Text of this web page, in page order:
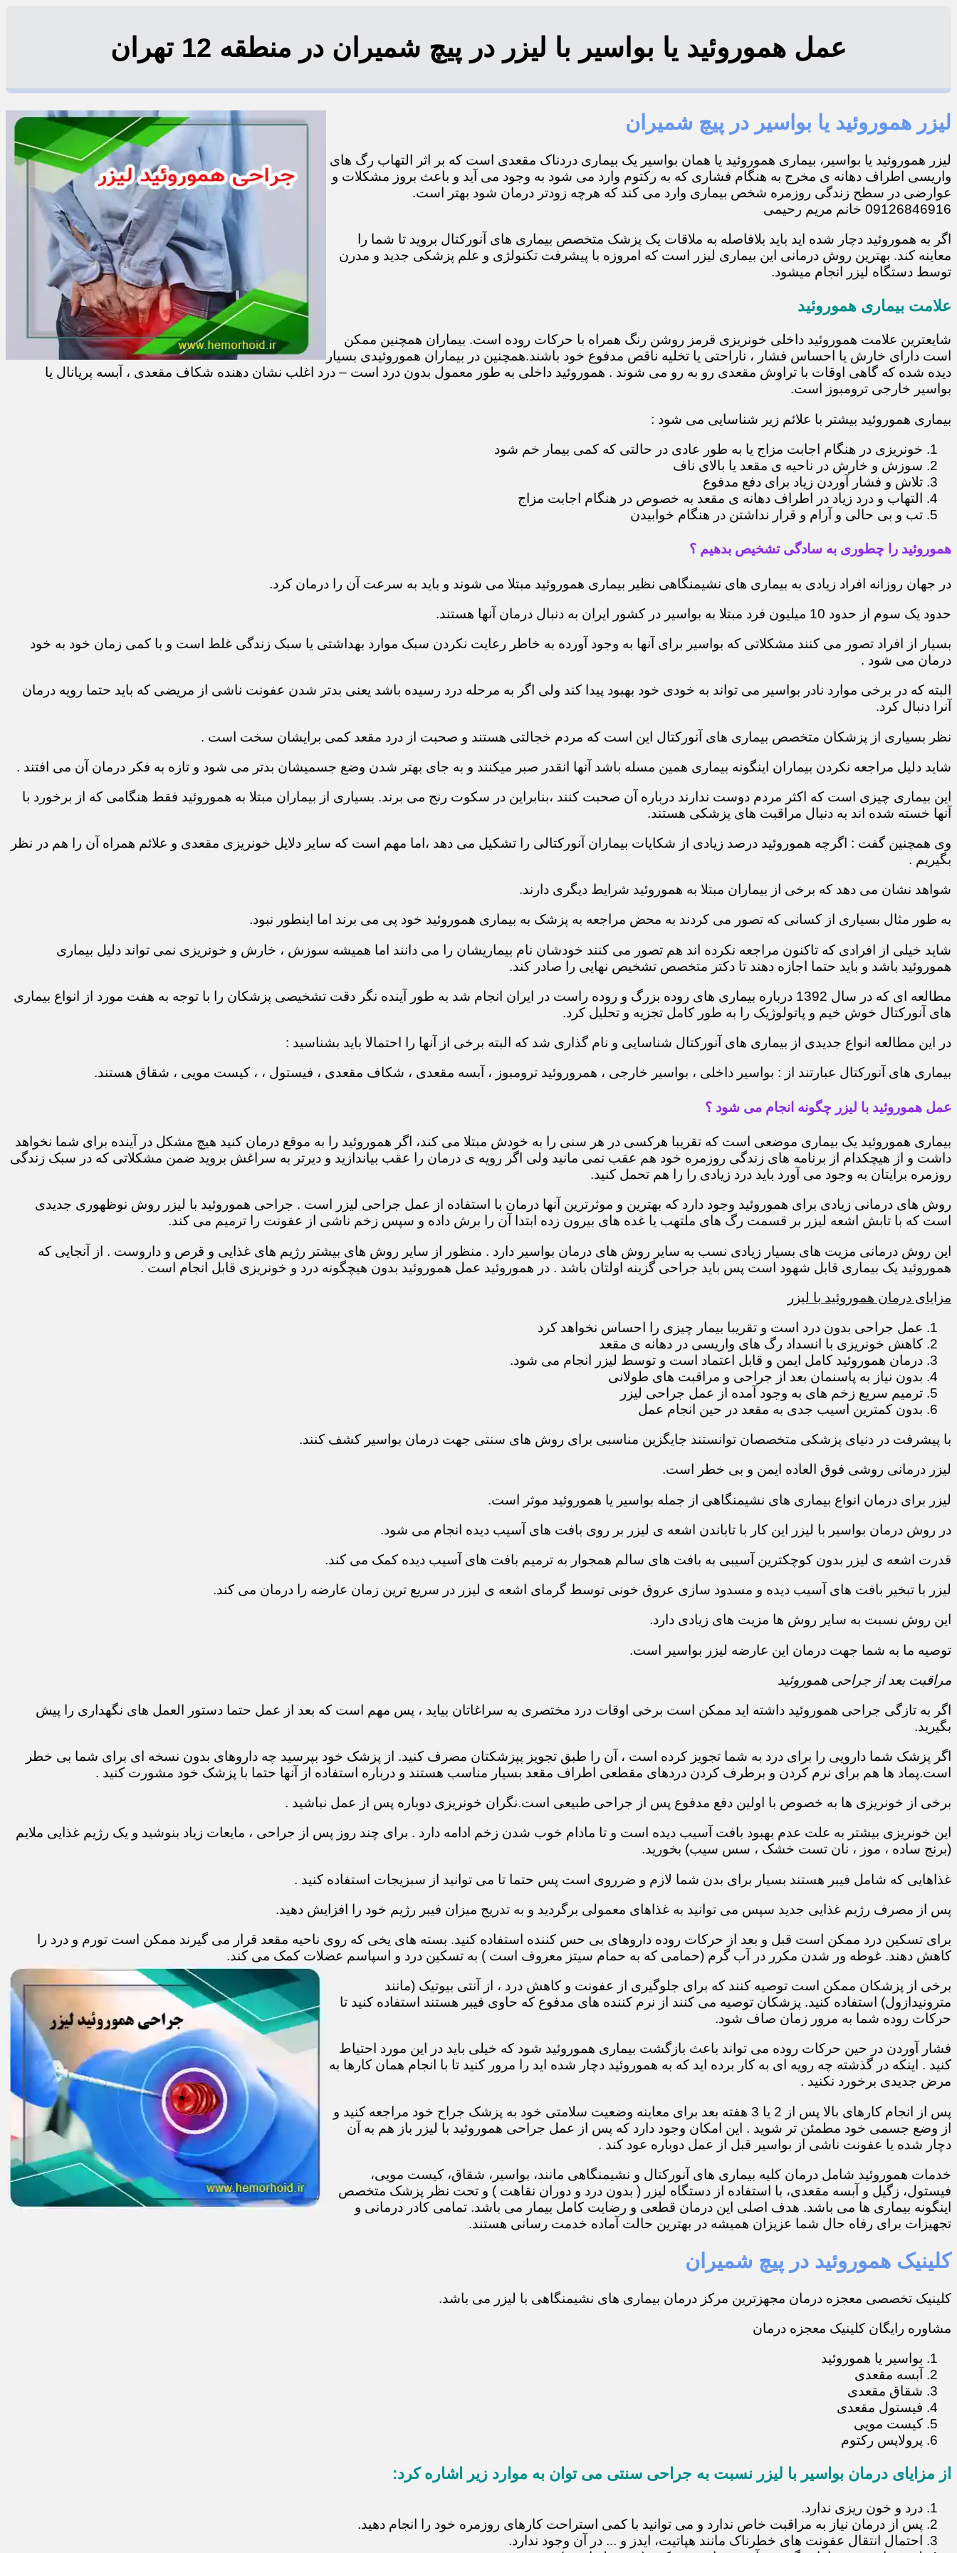
عمل هموروئید یا بواسیر با لیزر در پیچ شمیران در منطقه 12 تهران
لیزر هموروئید یا بواسیر در پیچ شمیران
لیزر هموروئید یا بواسیر، بیماری هموروئید یا همان بواسیر یک بیماری دردناک مقعدی است که بر اثر التهاب رگ های
واریسی اطراف دهانه ی مخرج به هنگام فشاری که به رکتوم وارد می شود به وجود می آید و باعث بروز مشکلات و
عوارضی در سطح زندگی روزمره شخص بیماری وارد می کند که هرچه زودتر درمان شود بهتر است.
09126846916 خانم مریم رحیمی
اگر به هموروئید دچار شده اید باید بلافاصله به ملاقات یک پزشک متخصص بیماری های آنورکتال بروید تا شما را
معاینه کند. بهترین روش درمانی این بیماری لیزر است که امروزه با پیشرفت تکنولژی و علم پزشکی جدید و مدرن
توسط دستگاه لیزر انجام میشود.
علامت بیماری هموروئید
شایعترین علامت هموروئید داخلی خونریزی قرمز روشن رنگ همراه با حرکات روده است. بیماران همچنین ممکن
است دارای خارش یا احساس فشار ، ناراحتی یا تخلیه ناقص مدفوع خود باشند.همچنین در بیماران هموروئیدی بسیار
دیده شده که گاهی اوقات با تراوش مقعدی رو به رو می شوند . هموروئید داخلی به طور معمول بدون درد است – درد اغلب نشان دهنده شکاف مقعدی ، آبسه پریانال یا
بواسیر خارجی ترومبوز است.
بیماری هموروئید بیشتر با علائم زیر شناسایی می شود :
خونریزی در هنگام اجابت مزاج یا به طور عادی در حالتی که کمی بیمار خم شود
سوزش و خارش در ناحیه ی مقعد یا بالای ناف
تلاش و فشار آوردن زیاد برای دفع مدفوع
التهاب و درد زیاد در اطراف دهانه ی مقعد به خصوص در هنگام اجابت مزاج
تب و بی حالی و آرام و قرار نداشتن در هنگام خوابیدن
هموروئید را چطوری به سادگی تشخیص بدهیم ؟
در جهان روزانه افراد زیادی به بیماری های نشیمنگاهی نظیر بیماری هموروئید مبتلا می شوند و باید به سرعت آن را درمان کرد.
حدود یک سوم از حدود 10 میلیون فرد مبتلا به بواسیر در کشور ایران به دنبال درمان آنها هستند.
بسیار از افراد تصور می کنند مشکلاتی که بواسیر برای آنها به وجود آورده به خاطر رعایت نکردن سبک موارد بهداشتی یا سبک زندگی غلط است و با کمی زمان خود به خود
درمان می شود .
البته که در برخی موارد نادر بواسیر می تواند به خودی خود بهبود پیدا کند ولی اگر به مرحله درد رسیده باشد یعنی بدتر شدن عفونت ناشی از مریضی که باید حتما رویه درمان
آنرا دنبال کرد.
نظر بسیاری از پزشکان متخصص بیماری های آنورکتال این است که مردم خجالتی هستند و صحبت از درد مقعد کمی برایشان سخت است .
شاید دلیل مراجعه نکردن بیماران اینگونه بیماری همین مسله باشد آنها انقدر صبر میکنند و به جای بهتر شدن وضع جسمیشان بدتر می شود و تازه به فکر درمان آن می افتند .
این بیماری چیزی است که اکثر مردم دوست ندارند درباره آن صحبت کنند ،بنابراین در سکوت رنج می برند. بسیاری از بیماران مبتلا به هموروئید فقط هنگامی که از برخورد با
آنها خسته شده اند به دنبال مراقبت های پزشکی هستند.
وی همچنین گفت : اگرچه هموروئید درصد زیادی از شکایات بیماران آنورکتالی را تشکیل می دهد ،اما مهم است که سایر دلایل خونریزی مقعدی و علائم همراه آن را هم در نظر
بگیریم .
شواهد نشان می دهد که برخی از بیماران مبتلا به هموروئید شرایط دیگری دارند.
به طور مثال بسیاری از کسانی که تصور می کردند به محض مراجعه به پزشک به بیماری هموروئید خود پی می برند اما اینطور نبود.
شاید خیلی از افرادی که تاکنون مراجعه نکرده اند هم تصور می کنند خودشان نام بیماریشان را می دانند اما همیشه سوزش ، خارش و خونریزی نمی تواند دلیل بیماری
هموروئید باشد و باید حتما اجازه دهند تا دکتر متخصص تشخیص نهایی را صادر کند.
مطالعه ای که در سال 1392 درباره بیماری های روده بزرگ و روده راست در ایران انجام شد به طور آینده نگر دقت تشخیصی پزشکان را با توجه به هفت مورد از انواع بیماری
های آنورکتال خوش خیم و پاتولوژیک را به طور کامل تجزیه و تحلیل کرد.
در این مطالعه انواع جدیدی از بیماری های آنورکتال شناسایی و نام گذاری شد که البته برخی از آنها را احتمالا باید بشناسید :
بیماری های آنورکتال عبارتند از : بواسیر داخلی ، بواسیر خارجی ، همروروئید ترومبوز ، آبسه مقعدی ، شکاف مقعدی ، فیستول ، ، کیست مویی ، شقاق هستند.
عمل هموروئید با لیزر چگونه انجام می شود ؟
بیماری هموروئید یک بیماری موضعی است که تقریبا هرکسی در هر سنی را به خودش مبتلا می کند، اگر هموروئید را به موقع درمان کنید هیچ مشکل در آینده برای شما نخواهد
داشت و از هیچکدام از برنامه های زندگی روزمره خود هم عقب نمی مانید ولی اگر رویه ی درمان را عقب بیاندازید و دیرتر به سراغش بروید ضمن مشکلاتی که در سبک زندگی
روزمره برایتان به وجود می آورد باید درد زیادی را را هم تحمل کنید.
روش های درمانی زیادی برای هموروئید وجود دارد که بهترین و موثرترین آنها درمان با استفاده از عمل جراحی لیزر است . جراحی هموروئید با لیزر روش نوظهوری جدیدی
است که با تابش اشعه لیزر بر قسمت رگ های ملتهب یا غده های بیرون زده ابتدا آن را برش داده و سپس زخم ناشی از عفونت را ترمیم می کند.
این روش درمانی مزیت های بسیار زیادی نسب به سایر روش های درمان بواسیر دارد . منظور از سایر روش های بیشتر رژیم های غذایی و قرص و داروست . از آنجایی که
هموروئید یک بیماری قابل شهود است پس باید جراحی گزینه اولتان باشد . در هموروئید عمل هموروئید بدون هیچگونه درد و خونریزی قابل انجام است .
مزایای درمان هموروئید با لیزر
عمل جراحی بدون درد است و تقریبا بیمار چیزی را احساس نخواهد کرد
کاهش خونریزی با انسداد رگ های واریسی در دهانه ی مقعد
درمان هموروئید کامل ایمن و قابل اعتماد است و توسط لیزر انجام می شود.
بدون نیاز به پاسنمان بعد از جراحی و مراقبت های طولانی
ترمیم سریع زخم های به وجود آمده از عمل جراحی لیزر
بدون کمترین اسیب جدی به مقعد در حین انجام عمل
با پیشرفت در دنیای پزشکی متخصصان توانستند جایگزین مناسبی برای روش های سنتی جهت درمان بواسیر کشف کنند.
لیزر درمانی روشی فوق العاده ایمن و بی خطر است.
لیزر برای درمان انواع بیماری های نشیمنگاهی از جمله بواسیر یا هموروئید موثر است.
در روش درمان بواسیر با لیزر این کار با تاباندن اشعه ی لیزر بر روی بافت های آسیب دیده انجام می شود.
قدرت اشعه ی لیزر بدون کوچکترین آسیبی به بافت های سالم همجوار به ترمیم بافت های آسیب دیده کمک می کند.
لیزر با تبخیر بافت های آسیب دیده و مسدود سازی عروق خونی توسط گرمای اشعه ی لیزر در سریع ترین زمان عارضه را درمان می کند.
این روش نسبت به سایر روش ها مزیت های زیادی دارد.
توصیه ما به شما جهت درمان این عارضه لیزر بواسیر است.
مراقبت بعد از جراحی هموروئید
اگر به تازگی جراحی هموروئید داشته اید ممکن است برخی اوقات درد مختصری به سراغاتان بیاید ، پس مهم است که بعد از عمل حتما دستور العمل های نگهداری را پیش
بگیرید.
اگر پزشک شما دارویی را برای درد به شما تجویز کرده است ، آن را طبق تجویز پپزشکتان مصرف کنید. از پزشک خود بپرسید چه داروهای بدون نسخه ای برای شما بی خطر
است.پماد ها هم برای نرم کردن و برطرف کردن دردهای مقطعی اطراف مقعد بسیار مناسب هستند و درباره استفاده از آنها حتما با پزشک خود مشورت کنید .
برخی از خونریزی ها به خصوص با اولین دفع مدفوع پس از جراحی طبیعی است.نگران خونریزی دوباره پس از عمل نباشید .
این خونریزی بیشتر به علت عدم بهبود بافت آسیب دیده است و تا مادام خوب شدن زخم ادامه دارد . برای چند روز پس از جراحی ، مایعات زیاد بنوشید و یک رژیم غذایی ملایم
(برنج ساده ، موز ، نان تست خشک ، سس سیب) بخورید.
غذاهایی که شامل فیبر هستند بسیار برای بدن شما لازم و ضرروی است پس حتما تا می توانید از سبزیجات استفاده کنید .
پس از مصرف رژیم غذایی جدید سپس می توانید به غذاهای معمولی برگردید و به تدریج میزان فیبر رژیم خود را افزایش دهید.
برای تسکین درد ممکن است قبل و بعد از حرکات روده داروهای بی حس کننده استفاده کنید. بسته های یخی که روی ناحیه مقعد قرار می گیرند ممکن است تورم و درد را
کاهش دهند. غوطه ور شدن مکرر در آب گرم (حمامی که به حمام سیتز معروف است ) به تسکین درد و اسپاسم عضلات کمک می کند.
برخی از پزشکان ممکن است توصیه کنند که برای جلوگیری از عفونت و کاهش درد ، از آنتی بیوتیک (مانند
مترونیدازول) استفاده کنید. پزشکان توصیه می کنند از نرم کننده های مدفوع که حاوی فیبر هستند استفاده کنید تا
حرکات روده شما به مرور زمان صاف شود.
فشار آوردن در حین حرکات روده می تواند باعث بازگشت بیماری هموروئید شود که خیلی باید در این مورد احتیاط
کنید . اینکه در گذشته چه رویه ای به کار برده اید که به هموروئید دچار شده اید را مرور کنید تا با انجام همان کارها به
مرض جدیدی برخورد نکنید .
پس از انجام کارهای بالا پس از 2 یا 3 هفته بعد برای معاینه وضعیت سلامتی خود به پزشک جراح خود مراجعه کنید و
از وضع جسمی خود مطمئن تر شوید . این امکان وجود دارد که پس از عمل جراحی هموروئید با لیزر باز هم به آن
دچار شده یا عفونت ناشی از بواسیر قبل از عمل دوباره عود کند .
خدمات هموروئید شامل درمان کلیه بیماری های آنورکتال و نشیمنگاهی مانند، بواسیر، شقاق، کیست مویی،
فیستول، زگیل و آبسه مقعدی، با استفاده از دستگاه لیزر ( بدون درد و دوران نقاهت ) و تحت نظر پزشک متخصص
اینگونه بیماری ها می باشد. هدف اصلی این درمان قطعی و رضایت کامل بیمار می باشد. تمامی کادر درمانی و
تجهیزات برای رفاه حال شما عزیزان همیشه در بهترین حالت آماده خدمت رسانی هستند.
کلینیک هموروئید در پیچ شمیران
کلینیک تخصصی معجزه درمان مجهزترین مرکز درمان بیماری های نشیمنگاهی با لیزر می باشد.
مشاوره رایگان کلینیک معجزه درمان
بواسیر یا هموروئید
آبسه مقعدی
شقاق مقعدی
فیستول مقعدی
کیست مویی
پرولاپس رکتوم
از مزایای درمان بواسیر با لیزر نسبت به جراحی سنتی می توان به موارد زیر اشاره کرد:
درد و خون ریزی ندارد.
پس از درمان نیاز به مراقبت خاص ندارد و می توانید با کمی استراحت کارهای روزمره خود را انجام دهید.
احتمال انتقال عفونت های خطرناک مانند هپاتیت، ایدز و ... در آن وجود ندارد.